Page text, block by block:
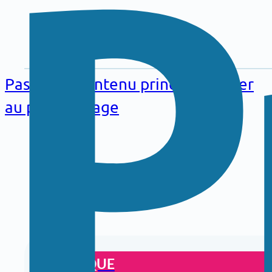
contenu
principal
Passer au contenu principal
Passer
au pied de page
PRATIQUE